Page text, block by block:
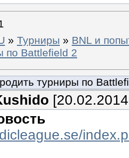
» Турниры » BNL и
по Battlefield 2
турниры по